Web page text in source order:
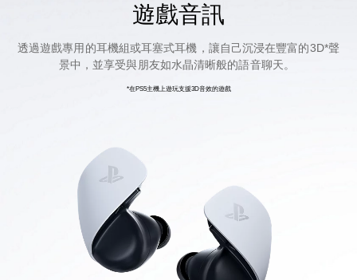
遊戲音訊
透過遊戲專用的耳機組或耳塞式耳機，讓自己沉浸在豐富的3D*聲
景中，並享受與朋友如水晶清晰般的語音聊天。
*在PS5主機上遊玩支援3D音效的遊戲